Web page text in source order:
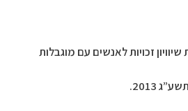
זכויות לאנשים עם מוגבלות
2013.